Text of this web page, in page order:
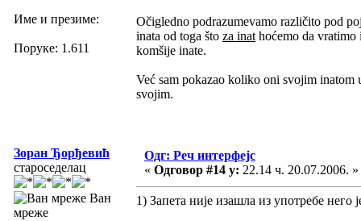
Име и презиме:
Поруке: 1.611
Očigledno podrazumevamo različito pod
inata od toga što za inat hoćemo da vratimo
komšije inate.
Već sam pokazao koliko oni svojim inatom
svojim.
Зоран Ђорђевић
староседелац
Ван
мреже
Одг: Реч интерфејс
« Одговор #14 у: 22.14 ч. 20.07.2006. »
1) Запета није изашла из употребе него